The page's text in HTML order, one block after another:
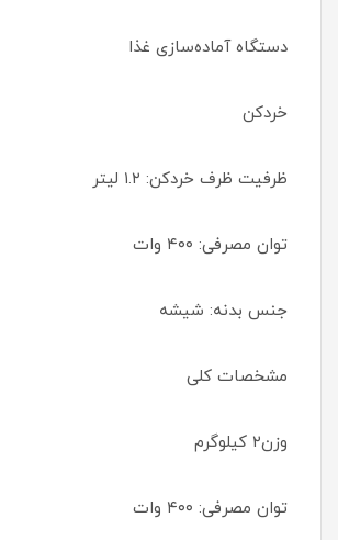
دستگاه آماده‌سازی غذا
خردکن
ظرفیت ظرف خردکن: ۱.۲ لیتر
توان مصرفی: ۴۰۰ وات
جنس بدنه: شیشه
مشخصات کلی
وزن۲ کیلوگرم
توان مصرفی: ۴۰۰ وات